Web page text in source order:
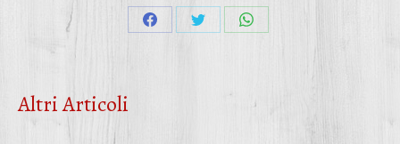
CondividiCondividiCondividi
Altri Articoli